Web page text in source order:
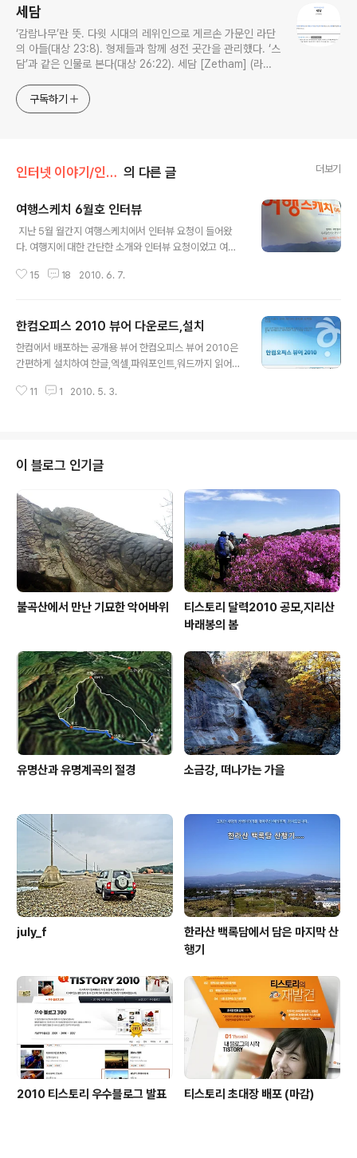
세담
‘감람나무’란 뜻. 다윗 시대의 레위인으로 게르손 가문인 라단
의 아들(대상 23:8). 형제들과 함께 성전 곳간을 관리했다. ‘스
담’과 같은 인물로 본다(대상 26:22). 세담 [Zetham] (라이
구독하기
인터넷 이야기/인터넷 정보 의 다른 글 더보기
여행스케치 6월호 인터뷰
지난 5월 월간지 여행스케치에서 인터뷰 요청이 들어왔
다. 여행지에 대한 간단한 소개와 인터뷰 요청이었고 여행
해바다의 조망처 괘방산과 정동진 근처의 숨어있는 여행지
블로거에게 좀 과한 표현이 아닌가 싶었다. 한면 정도의 한
정된 지면에 소개하려니 자세한 정보를 기고하지 못한 점
이 아쉽지만 나름 상세한 정보를 드리기 위해 원고에 성의
통치 않은 것 같다.
15 18 2010. 6. 7.
한컴오피스 2010 뷰어 다운로드,설치
한컴에서 배포하는 공개용 뷰어 한컴오피스 뷰어 2010은
간편하게 설치하여 한글,엑셀,파워포인트,워드까지 읽어
2010버전을 다운 받아 필요한 항목을 설치해 보자. 한컴
10에서는 모두가 선택항목으로 변경 되어 설치에 편리함
이 더해졌다. 제휴프로그램 설치여부를 꼼꼼하게 확인한
다. 불필요하면 선택해제~ 설치가 완료되면 뷰어를 통하여
각종 문서파일들을 읽어 볼수 있다. 2007뷰어보다 개선됨
점들이 눈에 띈다.
11 1 2010. 5. 3.
이 블로그 인기글
불곡산에서 만난 기묘한 악어바위
티스토리 달력2010 공모,지리산
바래봉의 봄
유명산과 유명계곡의 절경 소금강, 떠나가는 가을
july_f
한라산 백록담에서 담은 마지막 산
행기
2010 티스토리 우수블로그 발표 티스토리 초대장 배포 (마감)